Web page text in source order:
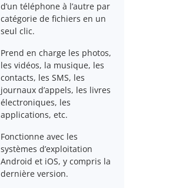
d’un téléphone à l’autre par
catégorie de fichiers en un
seul clic.
Prend en charge les photos,
les vidéos, la musique, les
contacts, les SMS, les
journaux d’appels, les livres
électroniques, les
applications, etc.
Fonctionne avec les
systèmes d’exploitation
Android et iOS, y compris la
dernière version.